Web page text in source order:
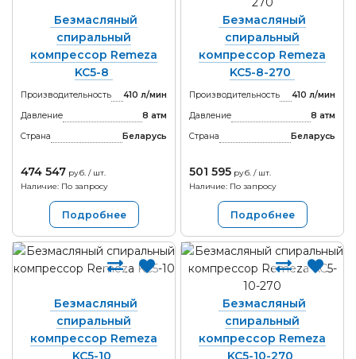
Безмасляный
спиральный
компрессор Remeza
KC5-8
Производительность
410 л/мин
Давление
8 атм
Страна
Беларусь
474 547 руб. / шт.
Наличие: По запросу
Подробнее
Безмасляный
спиральный
компрессор Remeza
KC5-8-270
Производительность
410 л/мин
Давление
8 атм
Страна
Беларусь
501 595 руб. / шт.
Наличие: По запросу
Подробнее
Безмасляный
спиральный
компрессор Remeza
KC5-10
Безмасляный
спиральный
компрессор Remeza
KC5-10-270